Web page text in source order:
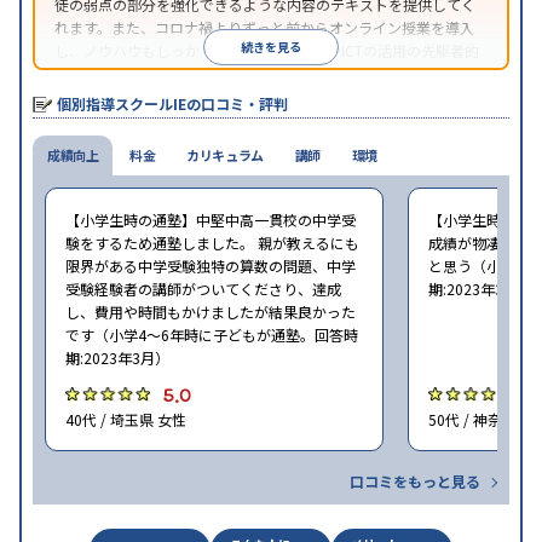
徒の弱点の部分を強化できるような内容のテキストを提供してく
れます。また、コロナ禍よりずっと前からオンライン授業を導入
し、ノウハウもしっかりとしています。AIやICTの活用の先駆者的
な個別指導塾です。
続きを見る
個別指導スクールIEの口コミ・評判
成績向上
【小学生時の通塾】中堅中高一貫校の中学受
験をするため通塾しました。 親が教えるにも
限界がある中学受験独特の算数の問題、中学
受験経験者の講師がついてくださり、達成
し、費用や時間もかけましたが結果良かった
です（小学4〜6年時に子どもが通塾。回答時
期:2023年3月）
5.0
40代 / 埼玉県 女性
【小学生時の通
成績が物凄く悪
と思う（小学6
期:2023年3月）
50代 / 神奈川県
口コミをもっと見る
料金 カリキュラム 講師 環境